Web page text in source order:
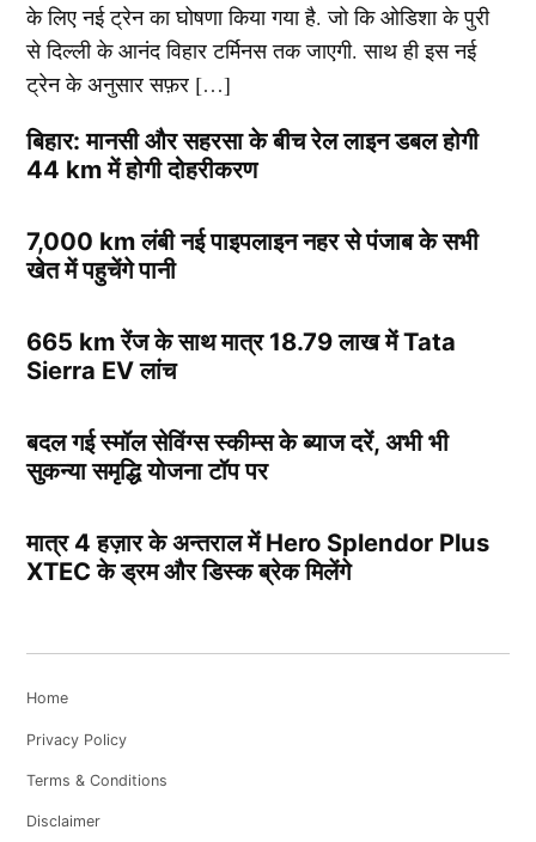
के लिए नई ट्रेन का घोषणा किया गया है. जो कि ओडिशा के पुरी
से दिल्ली के आनंद विहार टर्मिनस तक जाएगी. साथ ही इस नई
ट्रेन के अनुसार सफ़र […]
बिहार: मानसी और सहरसा के बीच रेल लाइन डबल होगी
44 km में होगी दोहरीकरण
7,000 km लंबी नई पाइपलाइन नहर से पंजाब के सभी
खेत में पहुचेंगे पानी
665 km रेंज के साथ मात्र 18.79 लाख में Tata
Sierra EV लांच
बदल गई स्मॉल सेविंग्स स्कीम्स के ब्याज दरें, अभी भी
सुकन्या समृद्धि योजना टॉप पर
मात्र 4 हज़ार के अन्तराल में Hero Splendor Plus
XTEC के ड्रम और डिस्क ब्रेक मिलेंगे
Home
Privacy Policy
Terms & Conditions
Disclaimer